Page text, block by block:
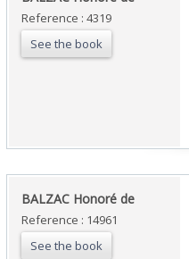
Reference : 4319
See the book
‎BALZAC Honoré de‎
Reference : 14961
See the book